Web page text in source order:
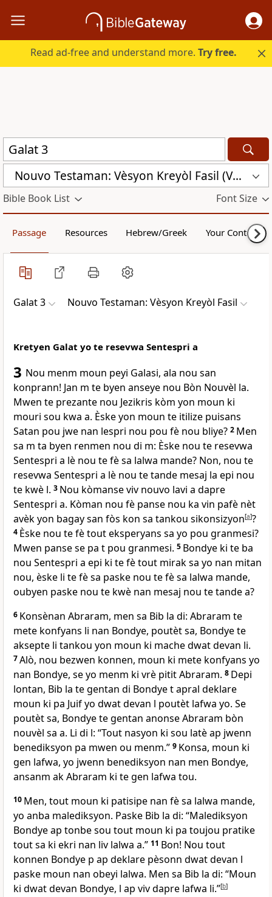
Read ad-free and understand more.Try free.
Nouvo Testaman: Vèsyon Kreyòl Fasil (VKF)
Bible Book List Font Size
Passage Resources Hebrew/Greek Your Content
Galat 3 Nouvo Testaman: Vèsyon Kreyòl Fasil
Kretyen Galat yo te resevwa Sentespri a
3 Nou menm moun peyi Galasi, ala nou san
konprann! Jan m te byen anseye nou Bòn Nouvèl la.
Mwen te prezante nou Jezikris kòm yon moun ki
mouri sou kwa a. Èske yon moun te itilize puisans
Satan pou jwe nan lespri nou pou fè nou bliye? 2 Men
sa m ta byen renmen nou di m: Èske nou te resevwa
Sentespri a lè nou te fè sa lalwa mande? Non, nou te
resevwa Sentespri a lè nou te tande mesaj la epi nou
te kwè l. 3 Nou kòmanse viv nouvo lavi a dapre
Sentespri a. Kòman nou fè panse nou ka vin pafè nèt
avèk yon bagay san fòs kon sa tankou sikonsizyon[a]?
4 Èske nou te fè tout eksperyans sa yo pou granmesi?
Mwen panse se pa t pou granmesi. 5 Bondye ki te ba
nou Sentespri a epi ki te fè tout mirak sa yo nan mitan
nou, èske li te fè sa paske nou te fè sa lalwa mande,
oubyen paske nou te kwè nan mesaj nou te tande a?
6 Konsènan Abraram, men sa Bib la di: Abraram te
mete konfyans li nan Bondye, poutèt sa, Bondye te
aksepte li tankou yon moun ki mache dwat devan li.
7Alò, nou bezwen konnen, moun ki mete konfyans yo
nan Bondye, se yo menm ki vrè pitit Abraram. 8 Depi
lontan, Bib la te gentan di Bondye t apral deklare
moun ki pa Juif yo dwat devan l poutèt lafwa yo. Se
poutèt sa, Bondye te gentan anonse Abraram bòn
nouvèl sa a. Li di l: “Tout nasyon ki sou latè ap jwenn
benediksyon pa mwen ou menm.” 9 Konsa, moun ki
gen lafwa, yo jwenn benediksyon nan men Bondye,
ansanm ak Abraram ki te gen lafwa tou.
10 Men, tout moun ki patisipe nan fè sa lalwa mande,
yo anba malediksyon. Paske Bib la di: “Malediksyon
Bondye ap tonbe sou tout moun ki pa toujou pratike
tout sa ki ekri nan liv lalwa a.” 11 Bon! Nou tout
konnen Bondye p ap deklare pèsonn dwat devan l
paske moun nan obeyi lalwa. Men sa Bib la di: “Moun
ki dwat devan Bondye, l ap viv dapre lafwa li.”[b]